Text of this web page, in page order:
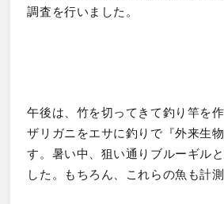
調査を行いました。
午後は、竹を切ってきて釣り竿を
ザリガニをエサに釣りで『外来生
す。暑い中、狙い通りブルーギル
した。もちろん、これらの魚も計